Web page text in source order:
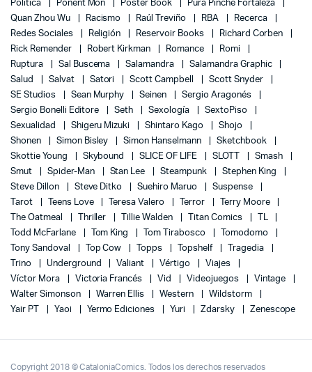
Política
Ponent Mon Poster Book
Pura Pinche Fortaleza
Quan Zhou Wu
Racismo Raúl Treviño RBA
Recerca
Redes Sociales
Religión Reservoir Books
Richard Corben
Rick Remender
Robert Kirkman Romance
Romi
Ruptura
Sal Buscema Salamandra
Salamandra Graphic
Salud
Salvat Satori Scott Campbell
Scott Snyder
SE Studios
Sean Murphy Seinen
Sergio Aragonés
Sergio Bonelli Editore
Seth Sexología
SextoPiso
Sexualidad
Shigeru Mizuki Shintaro Kago
Shojo
Shonen
Simon Bisley Simon Hanselmann
Sketchbook
Skottie Young
Skybound SLICE OF LIFE SLOTT
Smash
Smut
Spider-Man Stan Lee Steampunk
Stephen King
Steve Dillon
Steve Ditko Suehiro Maruo
Suspense
Tarot
Teens Love Teresa Valero Terror
Terry Moore
The Oatmeal
Thriller Tillie Walden Titan Comics
TL
Todd McFarlane
Tom King Tom Tirabosco
Tomodomo
Tony Sandoval
Top Cow Topps Topshelf
Tragedia
Trino
Underground Valiant Vértigo
Viajes
Víctor Mora
Victoria Francés Vid Videojuegos
Vintage
Walter Simonson
Warren Ellis Western
Wildstorm
Yair PT
Yaoi Yermo Ediciones Yuri Zdarsky Zenescope
Copyright 2018 © CataloniaComics. Todos los derechos reservados